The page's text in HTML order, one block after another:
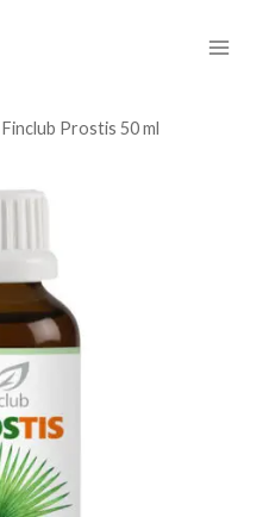
Finclub Prostis 50 ml